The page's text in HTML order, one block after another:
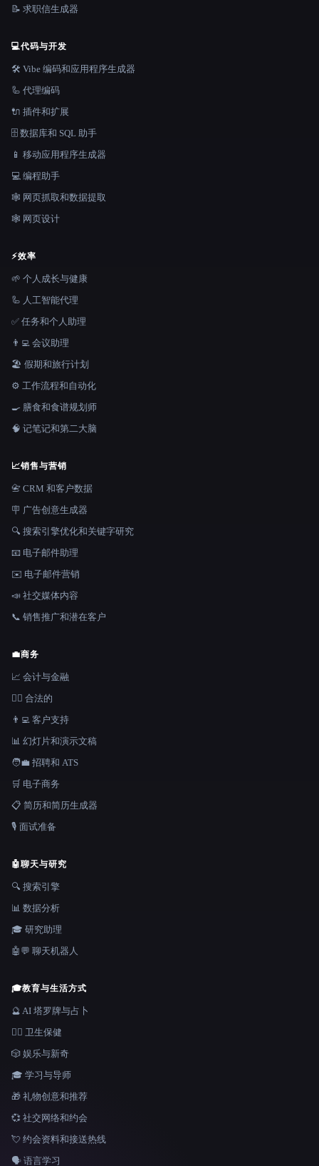
📝 求职信生成器
💻代码与开发
🛠️ Vibe 编码和应用程序生成器
🦾 代理编码
🔌 插件和扩展
🗄️ 数据库和 SQL 助手
📱 移动应用程序生成器
💻 编程助手
🕸️ 网页抓取和数据提取
🕸 网页设计
⚡效率
🌱 个人成长与健康
🦾 人工智能代理
✅ 任务和个人助理
👨‍💻 会议助理
🏖 假期和旅行计划
⚙️ 工作流程和自动化
🍳 膳食和食谱规划师
🧠 记笔记和第二大脑
📈销售与营销
📇 CRM 和客户数据
🪧 广告创意生成器
🔍 搜索引擎优化和关键字研究
📧 电子邮件助理
✉️ 电子邮件营销
📣 社交媒体内容
📞 销售推广和潜在客户
💼商务
📈 会计与金融
👩‍⚖️ 合法的
👨‍💻 客户支持
📊 幻灯片和演示文稿
🧑‍💼 招聘和 ATS
🛒 电子商务
📋 简历和简历生成器
🎙️ 面试准备
🤖聊天与研究
🔍 搜索引擎
📊 数据分析
🎓 研究助理
🤖💬 聊天机器人
🎓教育与生活方式
🔮 AI 塔罗牌与占卜
👩‍⚕️ 卫生保健
🎲 娱乐与新奇
🎓 学习与导师
🎁 礼物创意和推荐
💞 社交网络和约会
💘 约会资料和接送热线
🗣️ 语言学习